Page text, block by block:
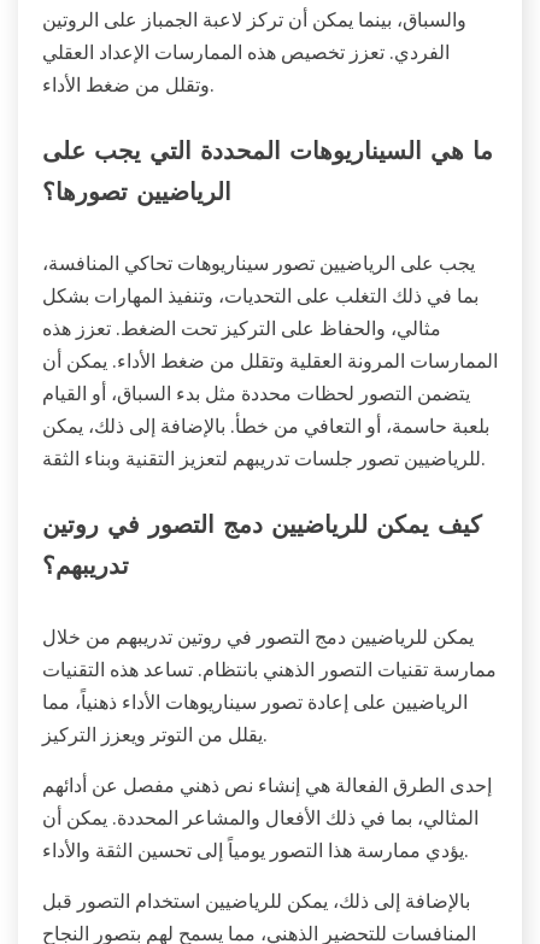
والسباق، بينما يمكن أن تركز لاعبة الجمباز على الروتين
الفردي. تعزز تخصيص هذه الممارسات الإعداد العقلي
وتقلل من ضغط الأداء.
ما هي السيناريوهات المحددة التي يجب على
الرياضيين تصورها؟
يجب على الرياضيين تصور سيناريوهات تحاكي المنافسة،
بما في ذلك التغلب على التحديات، وتنفيذ المهارات بشكل
مثالي، والحفاظ على التركيز تحت الضغط. تعزز هذه
الممارسات المرونة العقلية وتقلل من ضغط الأداء. يمكن أن
يتضمن التصور لحظات محددة مثل بدء السباق، أو القيام
بلعبة حاسمة، أو التعافي من خطأ. بالإضافة إلى ذلك، يمكن
للرياضيين تصور جلسات تدريبهم لتعزيز التقنية وبناء الثقة.
كيف يمكن للرياضيين دمج التصور في روتين
تدريبهم؟
يمكن للرياضيين دمج التصور في روتين تدريبهم من خلال
ممارسة تقنيات التصور الذهني بانتظام. تساعد هذه التقنيات
الرياضيين على إعادة تصور سيناريوهات الأداء ذهنياً، مما
يقلل من التوتر ويعزز التركيز.
إحدى الطرق الفعالة هي إنشاء نص ذهني مفصل عن أدائهم
المثالي، بما في ذلك الأفعال والمشاعر المحددة. يمكن أن
يؤدي ممارسة هذا التصور يومياً إلى تحسين الثقة والأداء.
بالإضافة إلى ذلك، يمكن للرياضيين استخدام التصور قبل
المنافسات للتحضير الذهني، مما يسمح لهم بتصور النجاح